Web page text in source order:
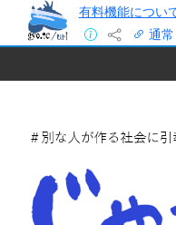
有料機能につい
通常